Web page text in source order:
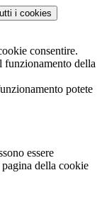
i cookies
consentire.
funzionamento della
potete
essere
della cookie